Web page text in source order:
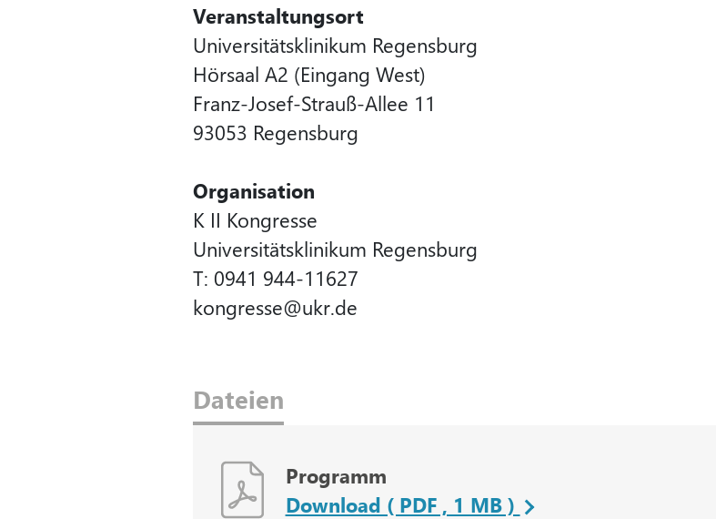
Veranstaltungsort
Universitätsklinikum Regensburg
Hörsaal A2 (Eingang West)
Franz-Josef-Strauß-Allee 11
93053 Regensburg
Organisation
K II Kongresse
Universitätsklinikum Regensburg
T: 0941 944-11627
kongresse@ukr.de
Dateien
Programm
Download ( PDF , 1 MB )